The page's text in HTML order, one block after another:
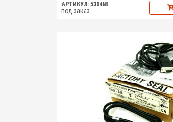
АРТИКУЛ: 530468
под заказ